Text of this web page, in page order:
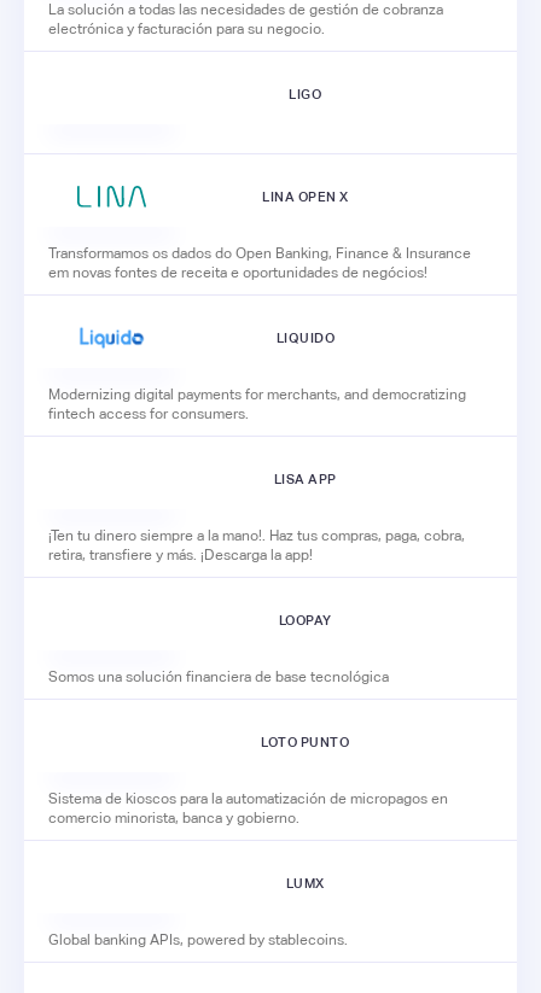
La solución a todas las necesidades de gestión de cobranza
electrónica y facturación para su negocio.
LIGO
LINA OPEN X
Transformamos os dados do Open Banking, Finance & Insurance
em novas fontes de receita e oportunidades de negócios!
LIQUIDO
Modernizing digital payments for merchants, and democratizing
fintech access for consumers.
LISA APP
¡Ten tu dinero siempre a la mano!. Haz tus compras, paga, cobra,
retira, transfiere y más. ¡Descarga la app!
LOOPAY
Somos una solución financiera de base tecnológica
LOTO PUNTO
Sistema de kioscos para la automatización de micropagos en
comercio minorista, banca y gobierno.
LUMX
Global banking APIs, powered by stablecoins.